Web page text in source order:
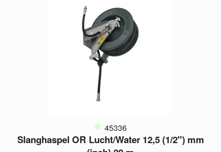
45336
Slanghaspel OR Lucht/Water 12,5 (1/2") mm